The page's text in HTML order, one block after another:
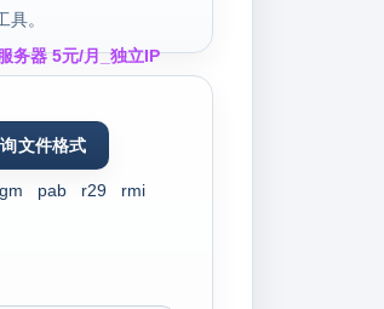
。
务器 5元/月_独立IP
pab r29
rmi